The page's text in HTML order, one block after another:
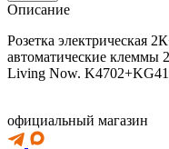
Описание
Розетка электрическая
автоматические клеммы
Living Now.
официальный магазин